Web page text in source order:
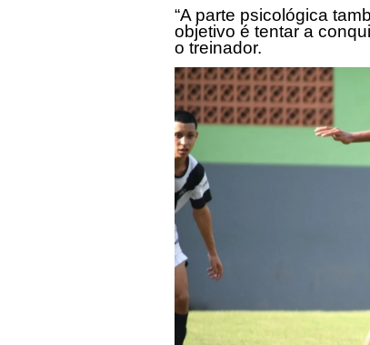
“A parte psicológica
objetivo é tentar a
o treinador.